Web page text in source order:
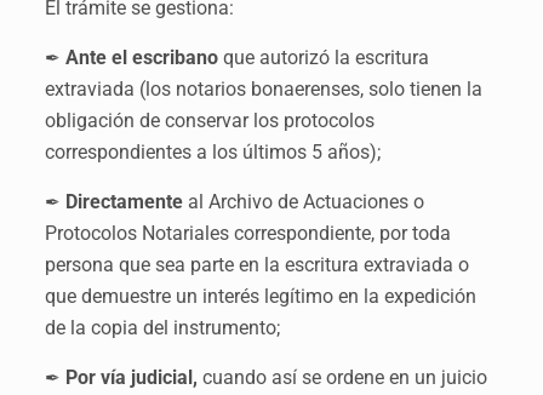
El trámite se gestiona:
✒ Ante el escribanoque autorizó la escritura
extraviada (los notarios bonaerenses, solo tienen la
obligación de conservar los protocolos
correspondientes a los últimos 5 años);
✒ Directamenteal Archivo de Actuaciones o
Protocolos Notariales correspondiente, por toda
persona que sea parte en la escritura extraviada o
que demuestre un interés legítimo en la expedición
de la copia del instrumento;
✒ Por vía judicial, cuando así se ordene en un juicio